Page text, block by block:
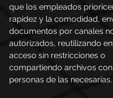
que los empleados
rapidez y la comodidad,
documentos por canales
autorizados, reutilizando
acceso sin restricciones o
compartiendo archivos
personas de las necesarias.